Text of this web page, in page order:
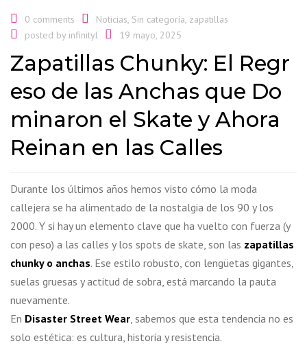
0 comments Noticias, Sin categoría, zapatillas
posted by infinityl 19 mayo, 2025
Zapatillas Chunky: El Regr
eso de las Anchas que Do
minaron el Skate y Ahora
Reinan en las Calles
Durante los últimos años hemos visto cómo la moda
callejera se ha alimentado de la nostalgia de los 90 y los
2000. Y si hay un elemento clave que ha vuelto con fuerza (y
con peso) a las calles y los spots de skate, son las zapatillas
chunky o anchas. Ese estilo robusto, con lengüetas gigantes,
suelas gruesas y actitud de sobra, está marcando la pauta
nuevamente.
En Disaster Street Wear , sabemos que esta tendencia no es
solo estética: es cultura, historia y resistencia.